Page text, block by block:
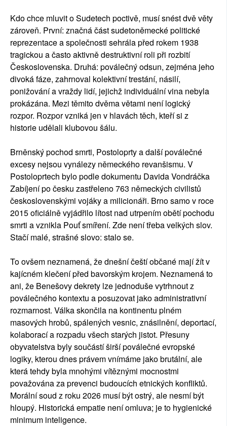
Kdo chce mluvit o Sudetech poctivě, musí snést dvě věty
zároveň. První: značná část sudetoněmecké politické
reprezentace a společnosti sehrála před rokem 1938
tragickou a často aktivně destruktivní roli při rozbití
Československa. Druhá: poválečný odsun, zejména jeho
divoká fáze, zahrnoval kolektivní trestání, násilí,
ponižování a vraždy lidí, jejichž individuální vina nebyla
prokázána. Mezi těmito dvěma větami není logický
rozpor. Rozpor vzniká jen v hlavách těch, kteří si z
historie udělali klubovou šálu.
Brněnský pochod smrti, Postoloprty a další poválečné
excesy nejsou vynálezy německého revanšismu. V
Postoloprtech bylo podle dokumentu Davida Vondráčka
Zabíjení po česku zastřeleno 763 německých civilistů
československými vojáky a milicionáři. Brno samo v roce
2015 oficiálně vyjádřilo lítost nad utrpením obětí pochodu
smrti a vznikla Pouť smíření. Zde není třeba velkých slov.
Stačí malé, strašné slovo: stalo se.
To ovšem neznamená, že dnešní čeští občané mají žít v
kajícném klečení před bavorským krojem. Neznamená to
ani, že Benešovy dekrety lze jednoduše vytrhnout z
poválečného kontextu a posuzovat jako administrativní
rozmarnost. Válka skončila na kontinentu plném
masových hrobů, spálených vesnic, znásilnění, deportací,
kolaborací a rozpadu všech starých jistot. Přesuny
obyvatelstva byly součástí širší poválečné evropské
logiky, kterou dnes právem vnímáme jako brutální, ale
která tehdy byla mnohými vítěznými mocnostmi
považována za prevenci budoucích etnických konfliktů.
Morální soud z roku 2026 musí být ostrý, ale nesmí být
hloupý. Historická empatie není omluva; je to hygienické
minimum inteligence.